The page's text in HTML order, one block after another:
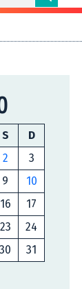
S
D
2
3
9
10
16
17
23
24
30 31